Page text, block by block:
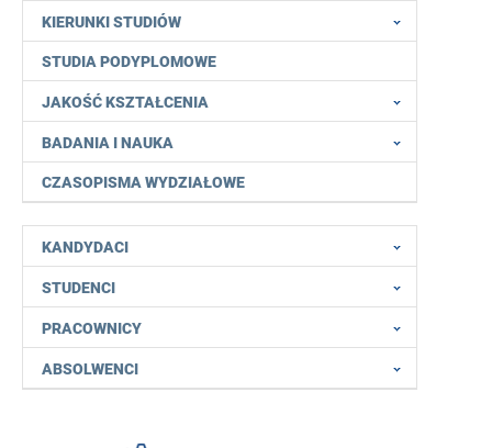
KIERUNKI STUDIÓW
STUDIA PODYPLOMOWE
JAKOŚĆ KSZTAŁCENIA
BADANIA I NAUKA
CZASOPISMA WYDZIAŁOWE
KANDYDACI
STUDENCI
PRACOWNICY
ABSOLWENCI